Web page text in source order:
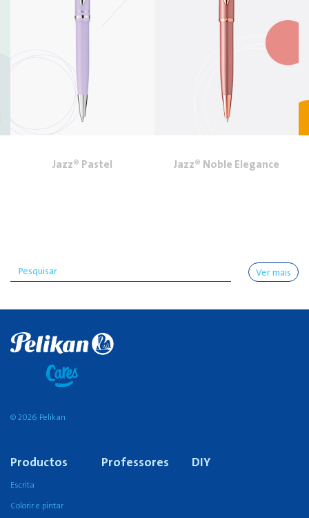
Jazz® Pastel Jazz® Noble Elegance
Ver mais
© 2026 Pelikan
Productos
Escrita
Colorir e pintar
Professores DIY